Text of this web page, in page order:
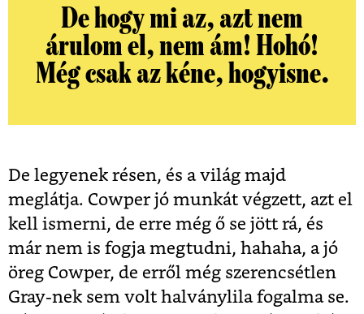
De hogy mi az, azt nem
árulom el, nem ám! Hohó!
Még csak az kéne, hogyisne.
De legyenek résen, és a világ majd
meglátja. Cowper jó munkát végzett, azt el
kell ismerni, de erre még ő se jött rá, és
már nem is fogja megtudni, hahaha, a jó
öreg Cowper, de erről még szerencsétlen
Gray-nek sem volt halványlila fogalma se.